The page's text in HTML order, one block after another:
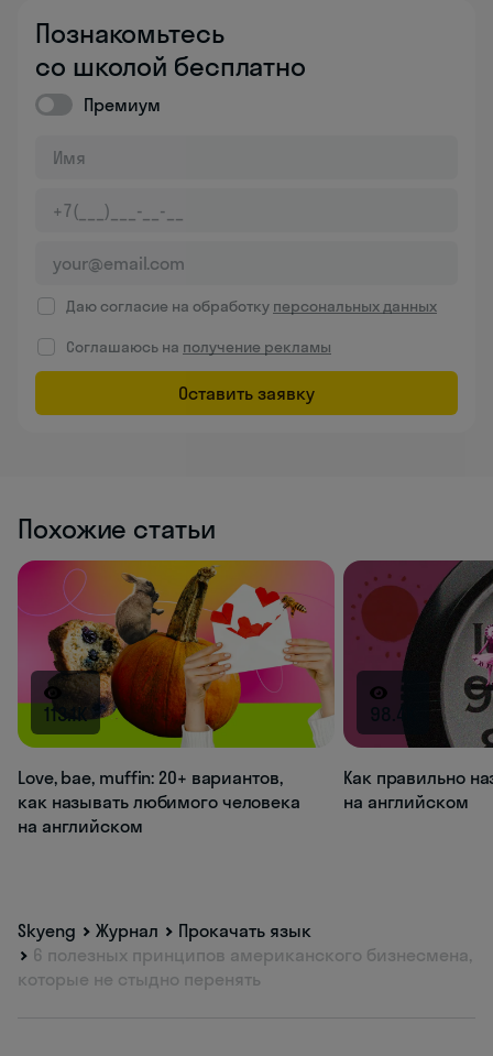
Познакомьтесь
со школой бесплатно
Премиум
Даю согласие на обработку персональных данных
Соглашаюсь на получение рекламы
Оставить заявку
Похожие статьи
113.1K
Love, bae, muffin: 20+ вариантов,
как называть любимого человека
на английском
98.4K
Как правильно
на английском
Skyeng Журнал
Прокачать язык
6 полезных принципов американского бизнесмена,
которые не стыдно перенять